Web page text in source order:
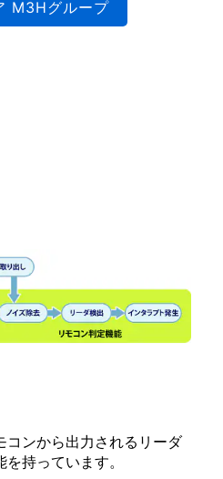
M3Hグループ
コンから出力されるリーダ
持っています。